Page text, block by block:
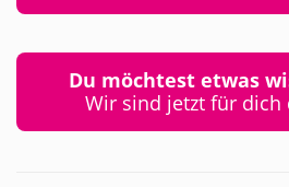
Du möchtest etwas
Wir sind jetzt für dich